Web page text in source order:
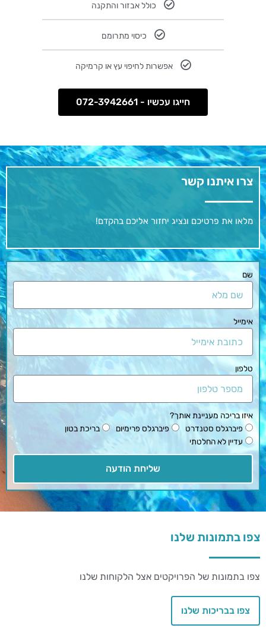
כולל אבזור והתקנה
כיסוי מתרומם
אפשרות לחיפוי עץ או קרמיקה
חייגו עכשיו - 072-3942661
צרו איתנו קשר
מלאו את פרטיכם ונציג יחזור אליכם בהקדם!
שם
אימייל
טלפון
איזו בריכה מעניינת אותך?
פיברגלס סטנדרט
פיברגלס פרימיום
בריכת בטון
עדיין לא החלטתי
שליחת הודעה
צפו בתמונות שלנו
צפו בתמונות של הפרויקטים אצל הלקוחות שלנו
צפו בבריכות שלנו